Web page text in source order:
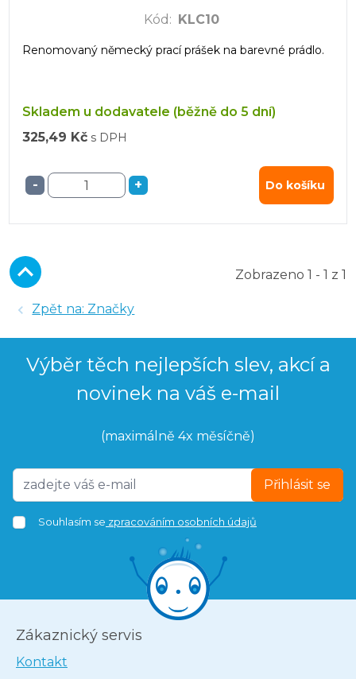
Kód : KLC10
Renomovaný německý prací prášek na barevné prádlo.
Skladem u dodavatele (běžně do 5 dní)
325,49 Kč s DPH
- + Do košíku
Zobrazeno 1 - 1 z 1
Zpět na: Značky
Výběr těch nejlepších slev, akcí a
novinek na váš e-mail
(maximálně 4x měsíčně)
Přihlásit se
Souhlasím se zpracováním osobních údajů
Zákaznický servis
Kontakt